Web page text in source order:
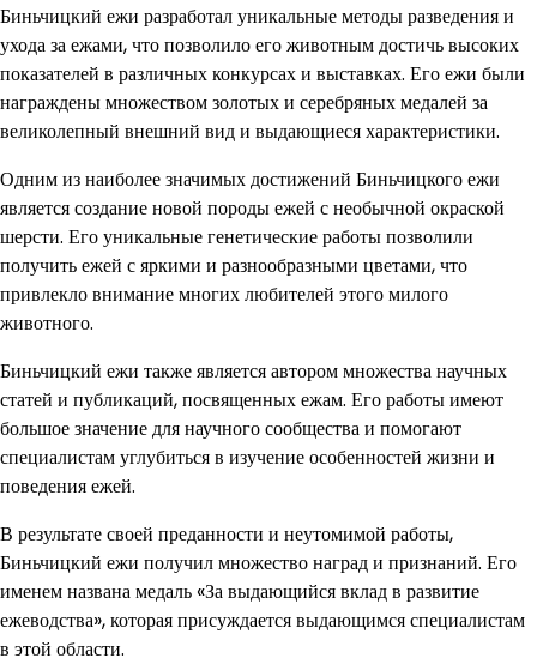
Биньчицкий ежи разработал уникальные методы разведения и
ухода за ежами, что позволило его животным достичь высоких
показателей в различных конкурсах и выставках. Его ежи были
награждены множеством золотых и серебряных медалей за
великолепный внешний вид и выдающиеся характеристики.
Одним из наиболее значимых достижений Биньчицкого ежи
является создание новой породы ежей с необычной окраской
шерсти. Его уникальные генетические работы позволили
получить ежей с яркими и разнообразными цветами, что
привлекло внимание многих любителей этого милого
животного.
Биньчицкий ежи также является автором множества научных
статей и публикаций, посвященных ежам. Его работы имеют
большое значение для научного сообщества и помогают
специалистам углубиться в изучение особенностей жизни и
поведения ежей.
В результате своей преданности и неутомимой работы,
Биньчицкий ежи получил множество наград и признаний. Его
именем названа медаль «За выдающийся вклад в развитие
ежеводства», которая присуждается выдающимся специалистам
в этой области.